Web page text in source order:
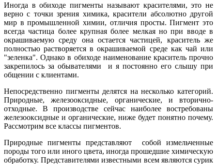
Иногда в обиходе пигменты называют красителями, это не
верно с точки зрения химика, красители абсолютно другой
мир в промышленной химии, отличия просты. Пигмент это
всегда частица более крупная более мелкая но при вводе в
окрашиваемую среду она остается частицей, краситель же
полностью растворяется в окрашиваемой среде как чай или
"зеленка". Однако в обиходе наименование краситель прочно
закрепилось за обывателями и я постоянно его слышу при
общении с клиентами.
Непосредственно пигменты делятся на несколько категорий.
Природные, железооксидные, органические, и вторично-
отходные. В производстве сейчас наиболее востребованы
железооксидные и органические, ниже будет понятно почему.
Рассмотрим все классы пигментов.
Природные пигменты представляют собой измельченные
породы того или иного цвета, иногда прошедшие химическую
обработку. Представителями известными всем являются сурик